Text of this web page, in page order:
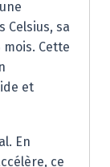
Celsius, sa
Cette
et
En
ce